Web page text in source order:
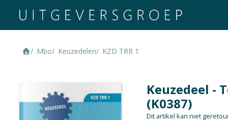
Mbo Keuzedelen KZD TRR 1
Keuzedeel -
(K0387)
Dit artikel kan niet